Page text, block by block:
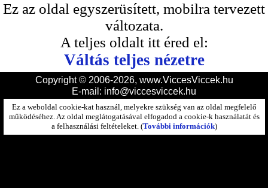
Ez az oldal egyszerüsített, mobilra tervezett
változata.
A teljes oldalt itt éred el:
Váltás teljes nézetre
Copyright © 2006-2026, www.ViccesViccek.hu
E-mail: info@viccesviccek.hu
Ez a weboldal cookie-kat használ, melyekre szükség van az oldal megfelelő
működéséhez. Az oldal meglátogatásával elfogadod a cookie-k használatát és
a felhasználási feltételeket. (További információk)